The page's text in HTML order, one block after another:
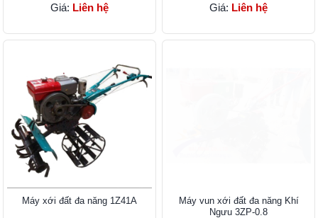
Giá: Liên hệ Giá: Liên hệ
Máy xới đất đa năng 1Z41A
Máy vun xới đất đa năng Khí
Ngưu 3ZP-0.8